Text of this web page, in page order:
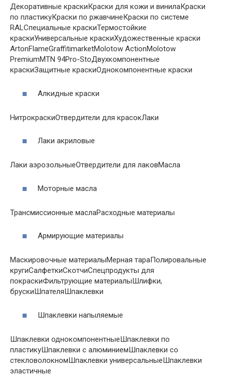
Декоративные краскиКраски для кожи и винилаКраски
по пластикуКраски по ржавчинеКраски по системе
RALСпециальные краскиТермостойкие
краскиУниверсальные краскиХудожественные краски
ArtonFlameGraffitimarketMolotow ActionMolotow
PremiumMTN 94Pro-StoДвухкомпонентные
краскиЗащитные краскиОднокомпонентные краски
Алкидные краски
НитрокраскиОтвердители для красокЛаки
Лаки акриловые
Лаки аэрозольныеОтвердители для лаковМасла
Моторные масла
Трансмиссионные маслаРасходные материалы
Армирующие материалы
Маскировочные материалыМерная тараПолировальные
кругиСалфеткиСкотчиСпецпродукты для
покраскиФильтрующие материалыШлифки,
брускиШпателяШпаклевки
Шпаклевки напыляемые
Шпаклевки однокомпонентныеШпаклевки по
пластикуШпаклевки с алюминиемШпаклевки со
стекловолокномШпаклевки универсальныеШпаклевки
эластичные